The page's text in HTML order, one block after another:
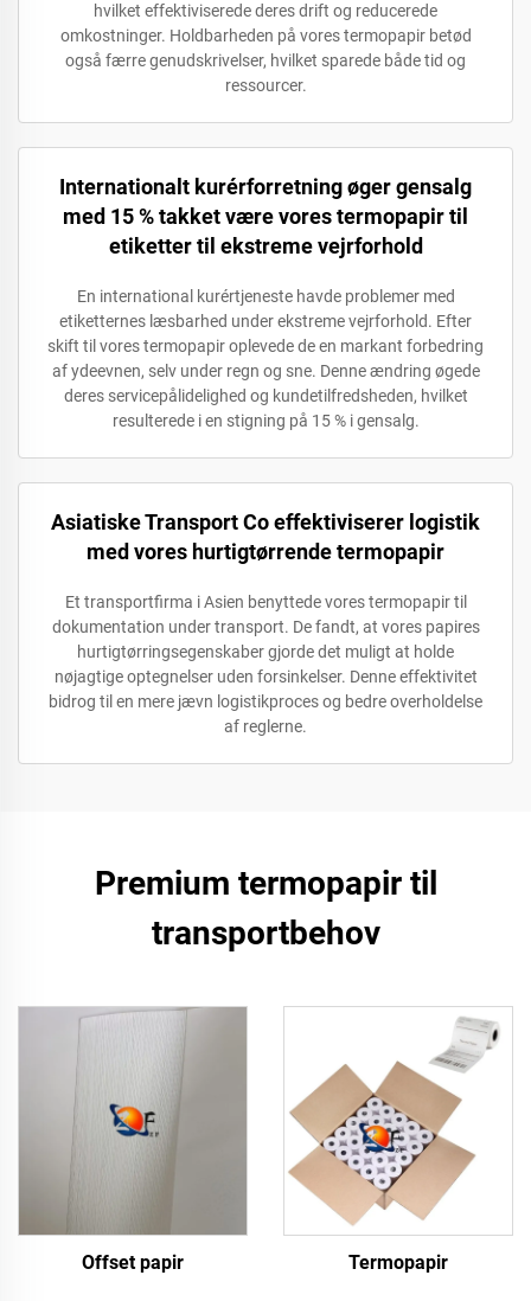
hvilket effektiviserede deres drift og reducerede
omkostninger. Holdbarheden på vores termopapir betød
også færre genudskrivelser, hvilket sparede både tid og
ressourcer.
Internationalt kurérforretning øger gensalg
med 15 % takket være vores termopapir til
etiketter til ekstreme vejrforhold
En international kurértjeneste havde problemer med
etiketternes læsbarhed under ekstreme vejrforhold. Efter
skift til vores termopapir oplevede de en markant forbedring
af ydeevnen, selv under regn og sne. Denne ændring øgede
deres servicepålidelighed og kundetilfredsheden, hvilket
resulterede i en stigning på 15 % i gensalg.
Asiatiske Transport Co effektiviserer logistik
med vores hurtigtørrende termopapir
Et transportfirma i Asien benyttede vores termopapir til
dokumentation under transport. De fandt, at vores papires
hurtigtørringsegenskaber gjorde det muligt at holde
nøjagtige optegnelser uden forsinkelser. Denne effektivitet
bidrog til en mere jævn logistikproces og bedre overholdelse
af reglerne.
Premium termopapir til
transportbehov
Offset papir Termopapir